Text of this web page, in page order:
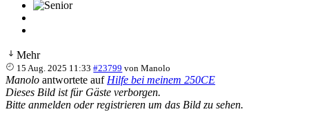
Mehr
15 Aug. 2025 11:33 #23799 vonManolo
Manolo antwortete auf Hilfe bei meinem 250CE
Dieses Bild ist für Gäste verborgen.
Bitte anmelden oder registrieren um das Bild zu sehen.